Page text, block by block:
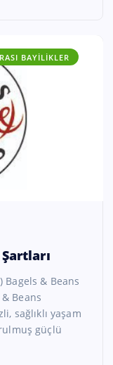
BAYILIKLER
Bagels & Beans
& Beans
sağlıklı yaşam
güçlü